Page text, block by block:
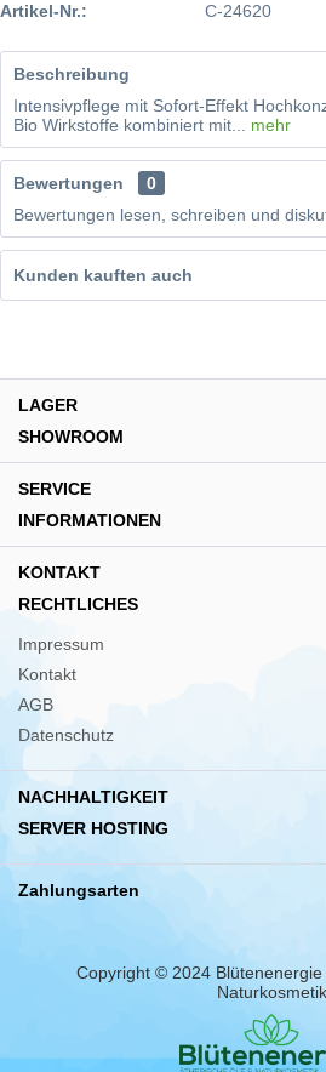
Artikel-Nr.: C-24620
Beschreibung
Intensivpflege mit Sofort-Effekt
Bio Wirkstoffe kombiniert mit... mehr
Bewertungen
0
Bewertungen lesen, schreiben und
Kunden kauften auch
LAGER
SHOWROOM
SERVICE
INFORMATIONEN
KONTAKT
RECHTLICHES
Impressum
Kontakt
AGB
Datenschutz
NACHHALTIGKEIT
SERVER HOSTING
Zahlungsarten
Copyright © 2024
Naturkosmetik